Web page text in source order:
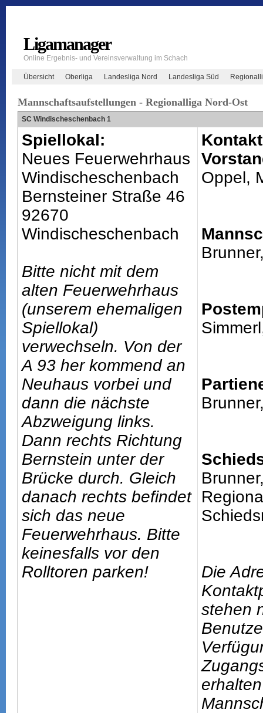
Ligamanager
Online Ergebnis- und Vereinsverwaltung im Schach
Übersicht Oberliga Landesliga Nord Landesliga Süd
Mannschaftsaufstellungen - Regionalliga Nord-Ost
SC Windischeschenbach 1
Spiellokal:
Neues Feuerwehrhaus
Windischeschenbach
Bernsteiner Straße 46
92670
Windischeschenbach
Bitte nicht mit dem
alten Feuerwehrhaus
(unserem ehemaligen
Spiellokal)
verwechseln. Von der
A 93 her kommend an
Neuhaus vorbei und
dann die nächste
Abzweigung links.
Dann rechts Richtung
Bernstein unter der
Brücke durch. Gleich
danach rechts befindet
sich das neue
Feuerwehrhaus. Bitte
keinesfalls vor den
Rolltoren parken!
Oppel,
Die
stehen